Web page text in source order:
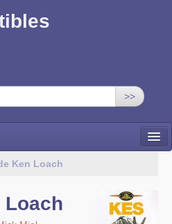
>>
Ken Loach
Loach